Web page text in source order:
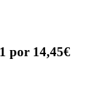
por 14,45€